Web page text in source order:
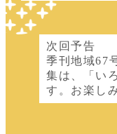
次回予告
季刊地域67
集は、「い
す。お楽し